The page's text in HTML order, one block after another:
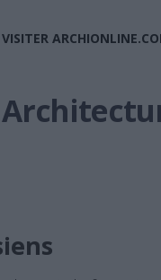
VISITER